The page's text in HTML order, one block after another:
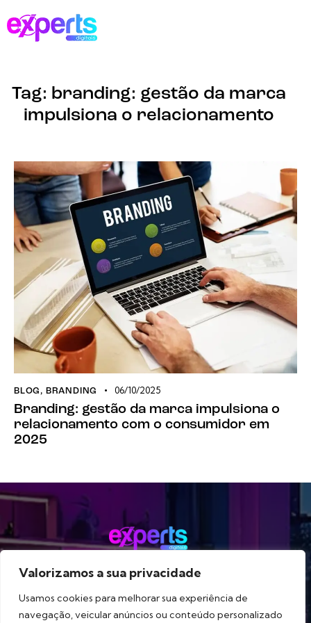
Valorizamos a sua privacidade
Usamos cookies para melhorar sua experiência de
navegação, veicular anúncios ou conteúdo personalizado
Tag: branding: gestão da marca
impulsiona o relacionamento
BLOG , BRANDING 06/10/2025
Branding: gestão da marca impulsiona o
relacionamento com o consumidor em
2025
Método Serviços Portfólio Blog